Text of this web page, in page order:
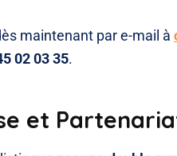
maintenant par e-mail à
02 03 35.
et